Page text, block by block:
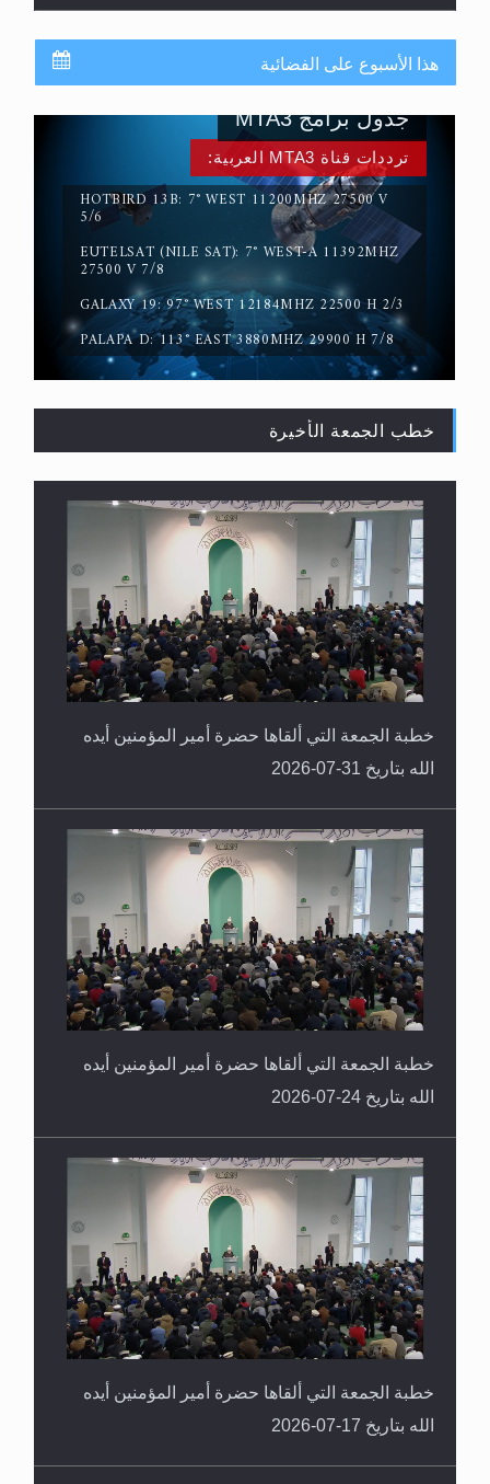
حقيقة المسيح الدجال
القرآن قاضٍ وحكمٌ على السنة ومهيمنٌ عليها.. ليس
العكس
هذا الأسبوع على الفضائية
ترددات قناة MTA3 العربية:
HOTBIRD 13B: 7° WEST 11200MHZ 27500 V
5/6
EUTELSAT (NILE SAT): 7° WEST-A 11392MHZ
27500 V 7/8
GALAXY 19: 97° WEST 12184MHZ 22500 H 2/3
PALAPA D: 113° EAST 3880MHZ 29900 H 7/8
جدول برامج MTA3
خطب الجمعة الأخيرة
خطبة الجمعة التي ألقاها حضرة أمير المؤمنين أيده
الله بتاريخ 31-07-2026
خطبة الجمعة التي ألقاها حضرة أمير المؤمنين أيده
الله بتاريخ 24-07-2026
خطبة الجمعة التي ألقاها حضرة أمير المؤمنين أيده
الله بتاريخ 17-07-2026